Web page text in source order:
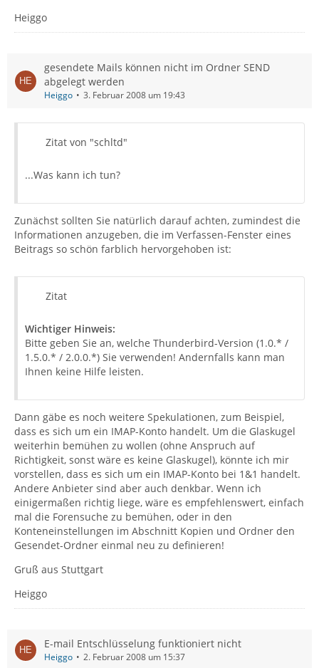
Heiggo
gesendete Mails können nicht im Ordner SEND
abgelegt werden
Heiggo 3. Februar 2008 um 19:43
Zitat von "schltd"
...Was kann ich tun?
Zunächst sollten Sie natürlich darauf achten, zumindest die
Informationen anzugeben, die im Verfassen-Fenster eines
Beitrags so schön farblich hervorgehoben ist:
Zitat
Wichtiger Hinweis:
Bitte geben Sie an, welche Thunderbird-Version (1.0.* /
1.5.0.* / 2.0.0.*) Sie verwenden! Andernfalls kann man
Ihnen keine Hilfe leisten.
Dann gäbe es noch weitere Spekulationen, zum Beispiel,
dass es sich um ein IMAP-Konto handelt. Um die Glaskugel
weiterhin bemühen zu wollen (ohne Anspruch auf
Richtigkeit, sonst wäre es keine Glaskugel), könnte ich mir
vorstellen, dass es sich um ein IMAP-Konto bei 1&1 handelt.
Andere Anbieter sind aber auch denkbar. Wenn ich
einigermaßen richtig liege, wäre es empfehlenswert, einfach
mal die Forensuche zu bemühen, oder in den
Konteneinstellungen im Abschnitt Kopien und Ordner den
Gesendet-Ordner einmal neu zu definieren!
Gruß aus Stuttgart
Heiggo
E-mail Entschlüsselung funktioniert nicht
Heiggo 2. Februar 2008 um 15:37